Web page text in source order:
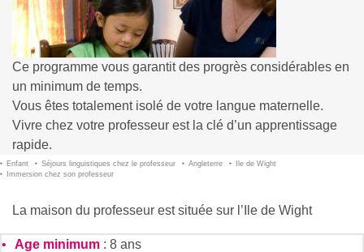
Ce programme vous garantit des progrès considérables en
un minimum de temps.
Vous êtes totalement isolé de votre langue maternelle.
Vivre chez votre professeur est la clé d’un apprentissage
rapide.
Enfant Séjours linguistiques chez le professeur Angleterre
Ile de Wight
Immersion chez son professeur
La maison du professeur est située sur l’Ile de Wight
Age minimum: 8 ans